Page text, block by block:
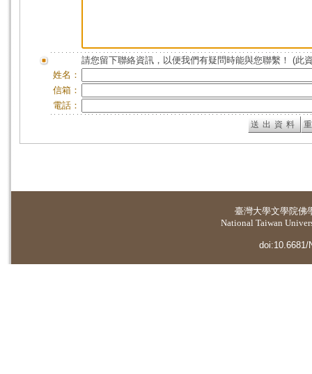
請您留下聯絡資訊，以便我們有疑問時能與您聯繫！ (此
姓名：
信箱：
電話：
臺灣大學文學院佛
National Taiwan
doi:10.6681/